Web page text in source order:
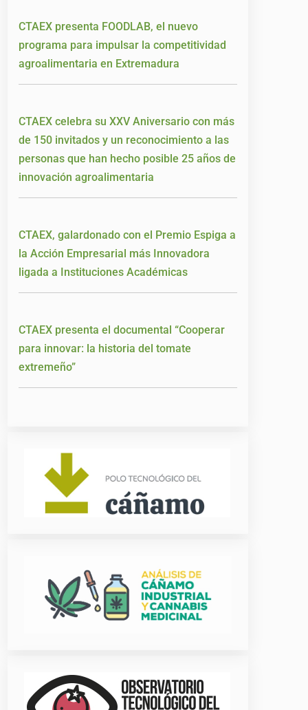
CTAEX presenta FOODLAB, el nuevo
programa para impulsar la competitividad
agroalimentaria en Extremadura
CTAEX celebra su XXV Aniversario con más
de 150 invitados y un reconocimiento a las
personas que han hecho posible 25 años de
innovación agroalimentaria
CTAEX, galardonado con el Premio Espiga a
la Acción Empresarial más Innovadora
ligada a Instituciones Académicas
CTAEX presenta el documental “Cooperar
para innovar: la historia del tomate
extremeño”